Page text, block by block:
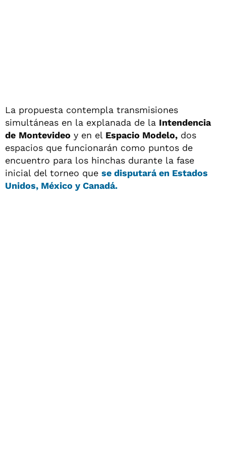
La propuesta contempla transmisiones
simultáneas en la explanada de la Intendencia
de Montevideo y en el Espacio Modelo, dos
espacios que funcionarán como puntos de
encuentro para los hinchas durante la fase
inicial del torneo que se disputará en Estados
Unidos, México y Canadá.